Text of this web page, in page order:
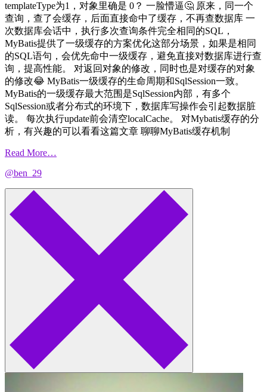
templateType为1，对象里确是 0？ 一脸懵逼🤔️ 原来，同一个
查询，查了会缓存，后面直接命中了缓存，不再查数据库 一
次数据库会话中，执行多次查询条件完全相同的SQL，
MyBatis提供了一级缓存的方案优化这部分场景，如果是相同
的SQL语句，会优先命中一级缓存，避免直接对数据库进行查
询，提高性能。 对返回对象的修改，同时也是对缓存的对象
的修改😂 MyBatis一级缓存的生命周期和SqlSession一致。
MyBatis的一级缓存最大范围是SqlSession内部，有多个
SqlSession或者分布式的环境下，数据库写操作会引起数据脏
读。 每次执行update前会清空localCache。 对Mybatis缓存的分
析，有兴趣的可以看看这篇文章 聊聊MyBatis缓存机制
Read More…
@ben_29